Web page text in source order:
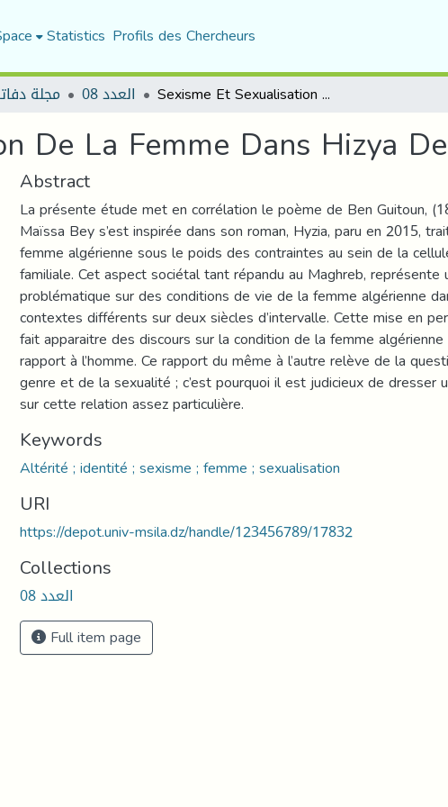
Statistics Profils des Chercheurs
مجلة العدد 08 Sexisme Et Sexualisation De La Femme Dans Hizya De Maïssa Bey
De La Femme Dans Hizya
Abstract
La présente étude met en corrélation le poème de Ben Guitoun,
Maïssa Bey s’est inspirée dans son roman, Hyzia, paru en 2015,
femme algérienne sous le poids des contraintes au sein de la
familiale. Cet aspect sociétal tant répandu au Maghreb, représente
problématique sur des conditions de vie de la femme algérienne
contextes différents sur deux siècles d’intervalle. Cette mise en
fait apparaitre des discours sur la condition de la femme
rapport à l’homme. Ce rapport du même à l’autre relève de la
genre et de la sexualité ; c’est pourquoi il est judicieux de dresser
sur cette relation assez particulière.
Keywords
Altérité ; identité ; sexisme ; femme ; sexualisation
URI
https://depot.univ-msila.dz/handle/123456789/17832
Collections
العدد 08
Full item page